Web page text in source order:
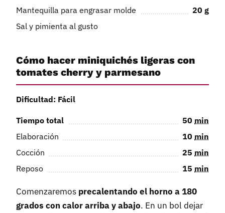
Mantequilla para engrasar molde 20 g
Sal y pimienta al gusto
Cómo hacer miniquichés ligeras con
tomates cherry y parmesano
Dificultad: Fácil
Tiempo total 50 min
Elaboración
10 min
Cocción
25 min
Reposo
15 min
Comenzaremos precalentando el horno a 180
grados con calor arriba y abajo. En un bol dejar